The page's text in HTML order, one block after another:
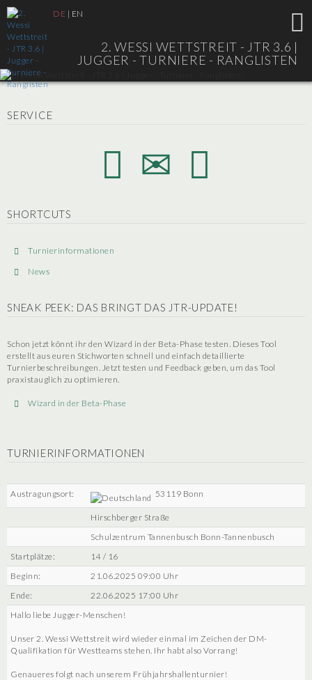
DE | EN
2. WESSI WETTSTREIT - JTR 3.6 |
JUGGER - TURNIERE - RANGLISTEN
SERVICE
SHORTCUTS
Turnierinformationen
News
SNEAK PEEK: DAS BRINGT DAS JTR-UPDATE!
Schon jetzt könnt ihr den Wizard in der Beta-Phase testen. Dieses Tool
erstellt aus euren Stichworten schnell und einfach detaillierte
Turnierbeschreibungen. Jetzt testen und Feedback geben, um das Tool
praxistauglich zu optimieren.
Wizard in der Beta-Phase
TURNIERINFORMATIONEN
Austragungsort: 53119 Bonn
Hirschberger Straße
Schulzentrum Tannenbusch Bonn-Tannenbusch
Startplätze:
14 / 16
Beginn:
21.06.2025 09:00 Uhr
Ende:
22.06.2025 17:00 Uhr
Hallo liebe Jugger-Menschen!
Unser 2. Wessi Wettstreit wird wieder einmal im Zeichen der DM-
Qualifikation für Westteams stehen. Ihr habt also Vorrang!
Genaueres folgt nach unserem Frühjahrshallenturnier!